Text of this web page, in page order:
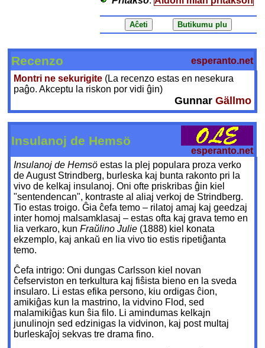
Recenzo
esperanto.net
Montri ne sekurigite (La recenzo estas en nesekura
paĝo. Akceptu la riskon por vidi ĝin)
Gunnar Gällmo
Insulanoj de Hemsö
esperanto.net
Insulanoj de Hemsö estas la plej populara proza verko
de August Strindberg, burleska kaj bunta rakonto pri la
vivo de kelkaj insulanoj. Oni ofte priskribas ĝin kiel
"sentendencan", kontraste al aliaj verkoj de Strindberg.
Tio estas troigo. Ĝia ĉefa temo – rilatoj amaj kaj geedzaj
inter homoj malsamklasaj – estas ofta kaj grava temo en
lia verkaro, kunFraŭlino Julie (1888) kiel konata
ekzemplo, kaj ankaŭ en lia vivo tio estis ripetiĝanta
temo.
Ĉefa intrigo: Oni dungas Carlsson kiel novan
ĉefserviston en terkultura kaj fiŝista bieno en la sveda
insularo. Li estas efika persono, kiu ordigas ĉion,
amikiĝas kun la mastrino, la vidvino Flod, sed
malamikiĝas kun ŝia filo. Li amindumas kelkajn
junulinojn sed edzinigas la vidvinon, kaj post multaj
burleskaĵoj sekvas tre drama fino.